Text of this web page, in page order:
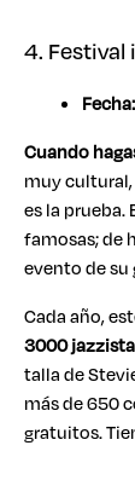
4. Festival
Fecha:
Cuando
muy cultural,
es la prueba.
famosas; de
evento de
Cada año,
3000
talla de
más de 650
gratuitos.